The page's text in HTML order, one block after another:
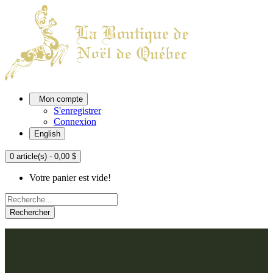
Mon compte
S'enregistrer
Connexion
English
0 article(s) - 0,00 $
Votre panier est vide!
Rechercher